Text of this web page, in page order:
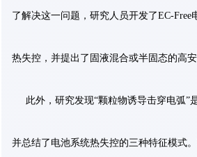
了解决这一问题，研究人员开发了EC-Free
热失控，并提出了固液混合或半固态的高安
此外，研究发现“颗粒物诱导击穿电弧”
并总结了电池系统热失控的三种特征模式